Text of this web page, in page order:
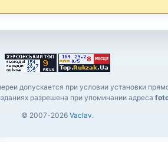
допускается при условии установки
разрешена при упоминании адреса
© 2007-2026 Vaclav.